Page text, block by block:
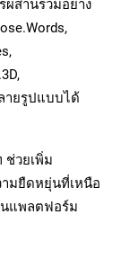
สานรวมอย่าง
ายรูปแบบได้
ช่วยเพิ่ม
มยืดหยุ่นที่เหนือ
แพลตฟอร์ม